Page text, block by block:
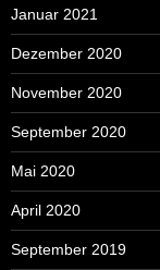
Januar 2021
Dezember 2020
November 2020
September 2020
Mai 2020
April 2020
September 2019